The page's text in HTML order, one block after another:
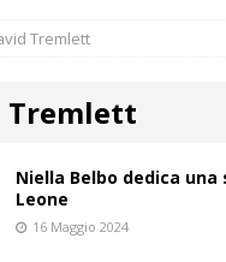
Tremlett
Tremlett
Niella Belbo dedica una
Leone
16 Maggio 2024